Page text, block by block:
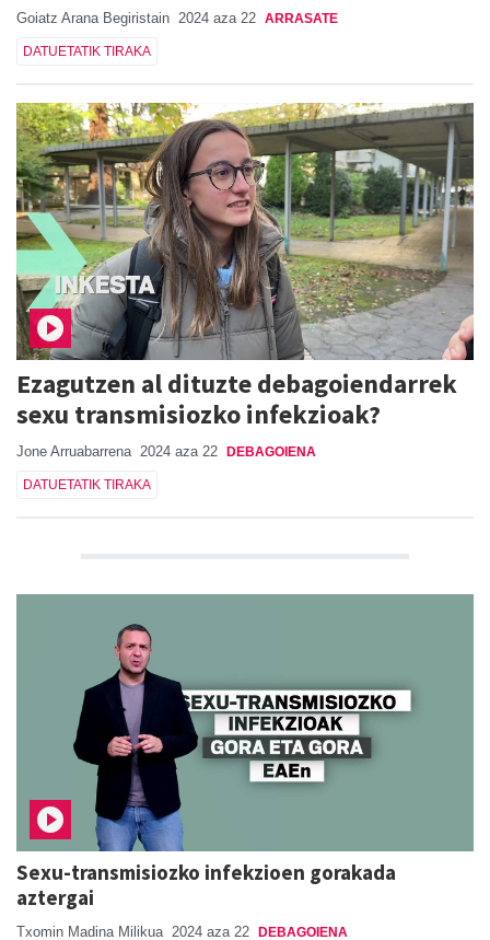
Goiatz Arana Begiristain 2024 aza 22 ARRASATE
DATUETATIK TIRAKA
Ezagutzen al dituzte debagoiendarrek
sexu transmisiozko infekzioak?
Jone Arruabarrena 2024 aza 22 DEBAGOIENA
DATUETATIK TIRAKA
Sexu-transmisiozko infekzioen gorakada
aztergai
Txomin Madina Milikua 2024 aza 22 DEBAGOIENA